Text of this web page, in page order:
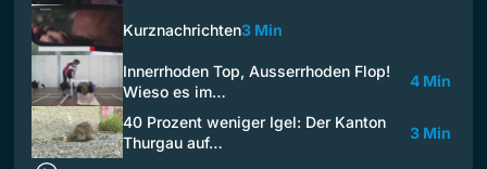
Kurznachrichten3 Min
Innerrhoden Top, Ausserrhoden Flop!
Wieso es im…
4 Min
40 Prozent weniger Igel: Der Kanton
Thurgau auf…
3 Min